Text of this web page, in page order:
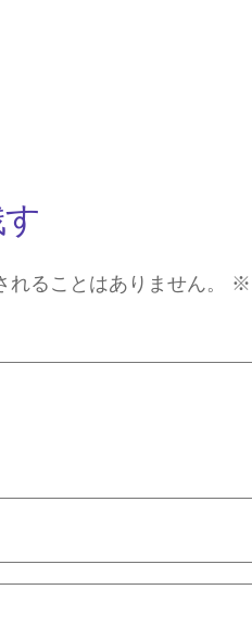
ることはありません。 ※